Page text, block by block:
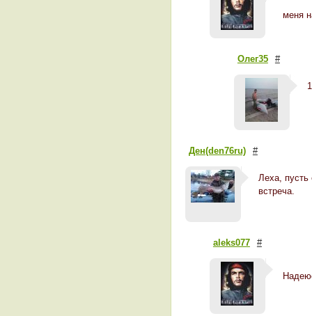
меня
Олег35 #
Ден(den76ru) #
Леха, пусть
встреча.
aleks077 #